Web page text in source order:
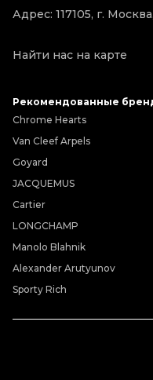
Адрес: 117105, г.
Найти нас на карте
Рекомендованные
Chrome Hearts
Van Cleef Arpels
Goyard
JACQUEMUS
Cartier
LONGCHAMP
Manolo Blahnik
Alexander Arutyunov
Sporty Rich